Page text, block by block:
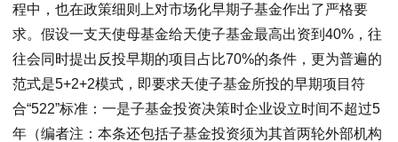
程中，也在政策细则上对市场化早期子基金作出了严格要
求。假设一支天使母基金给天使子基金最高出资到40%，往
往会同时提出反投早期的项目占比70%的条件，更为普遍的
范式是5+2+2模式，即要求天使子基金所投的早期项目符
合“522”标准：一是子基金投资决策时企业设立时间不超过5
年（编者注：本条还包括子基金投资须为其首两轮外部机构